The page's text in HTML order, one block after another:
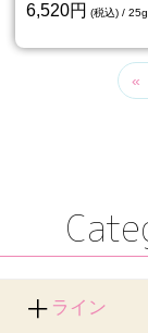
6,520円 (税込) / 25g
«
ライン